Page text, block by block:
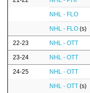
NHL - FLO
NHL - FLO (s)
22-23 NHL - OTT
23-24 NHL - OTT
24-25 NHL - OTT
NHL - OTT (s)